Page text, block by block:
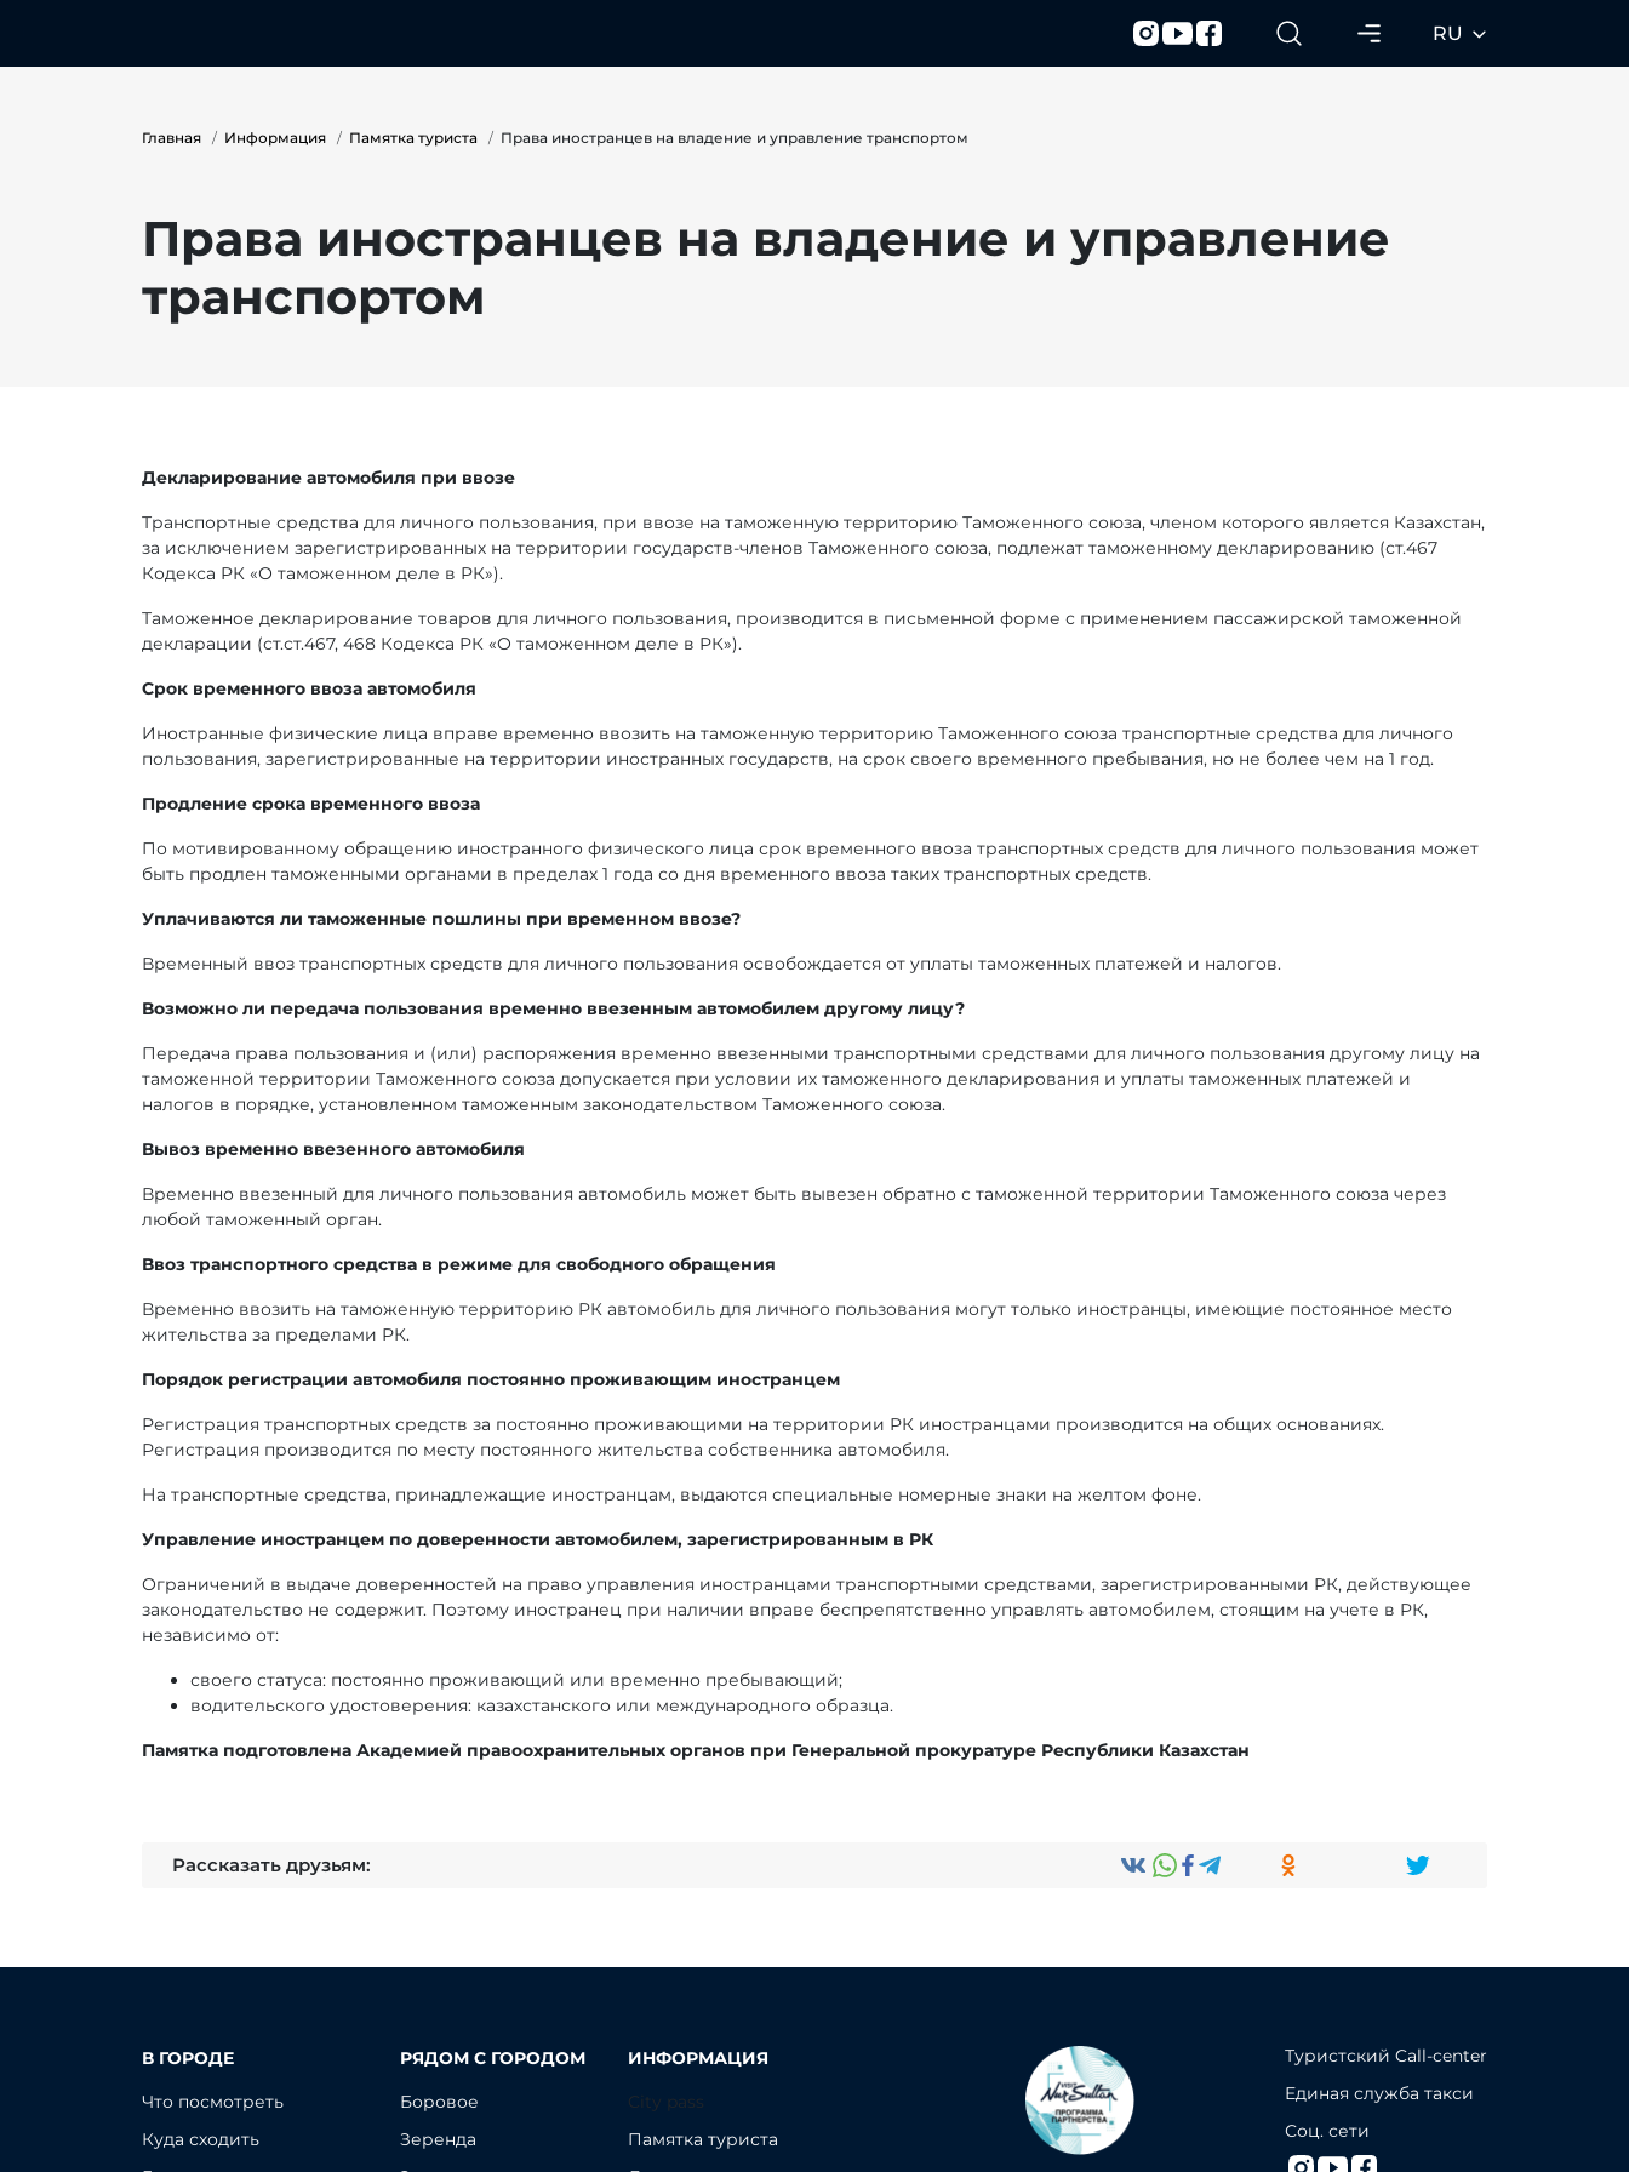
RU
Главная Информация Памятка туриста Права иностранцев на владение и управление транспортом
Права иностранцев на владение и управление
транспортом
Декларирование автомобиля при ввозе
Транспортные средства для личного пользования, при ввозе на таможенную территорию Таможенного союза, членом которого является Казахстан,
за исключением зарегистрированных на территории государств-членов Таможенного союза, подлежат таможенному декларированию (ст.467
Кодекса РК «О таможенном деле в РК»).
Таможенное декларирование товаров для личного пользования, производится в письменной форме с применением пассажирской таможенной
декларации (ст.ст.467, 468 Кодекса РК «О таможенном деле в РК»).
Срок временного ввоза автомобиля
Иностранные физические лица вправе временно ввозить на таможенную территорию Таможенного союза транспортные средства для личного
пользования, зарегистрированные на территории иностранных государств, на срок своего временного пребывания, но не более чем на 1 год.
Продление срока временного ввоза
По мотивированному обращению иностранного физического лица срок временного ввоза транспортных средств для личного пользования может
быть продлен таможенными органами в пределах 1 года со дня временного ввоза таких транспортных средств.
Уплачиваются ли таможенные пошлины при временном ввозе?
Временный ввоз транспортных средств для личного пользования освобождается от уплаты таможенных платежей и налогов.
Возможно ли передача пользования временно ввезенным автомобилем другому лицу?
Передача права пользования и (или) распоряжения временно ввезенными транспортными средствами для личного пользования другому лицу на
таможенной территории Таможенного союза допускается при условии их таможенного декларирования и уплаты таможенных платежей и
налогов в порядке, установленном таможенным законодательством Таможенного союза.
Вывоз временно ввезенного автомобиля
Временно ввезенный для личного пользования автомобиль может быть вывезен обратно с таможенной территории Таможенного союза через
любой таможенный орган.
Ввоз транспортного средства в режиме для свободного обращения
Временно ввозить на таможенную территорию РК автомобиль для личного пользования могут только иностранцы, имеющие постоянное место
жительства за пределами РК.
Порядок регистрации автомобиля постоянно проживающим иностранцем
Регистрация транспортных средств за постоянно проживающими на территории РК иностранцами производится на общих основаниях.
Регистрация производится по месту постоянного жительства собственника автомобиля.
На транспортные средства, принадлежащие иностранцам, выдаются специальные номерные знаки на желтом фоне.
Управление иностранцем по доверенности автомобилем, зарегистрированным в РК
Ограничений в выдаче доверенностей на право управления иностранцами транспортными средствами, зарегистрированными РК, действующее
законодательство не содержит. Поэтому иностранец при наличии вправе беспрепятственно управлять автомобилем, стоящим на учете в РК,
независимо от:
своего статуса: постоянно проживающий или временно пребывающий;
водительского удостоверения: казахстанского или международного образца.
Памятка подготовлена Академией правоохранительных органов при Генеральной прокуратуре Республики Казахстан
Рассказать друзьям:
В ГОРОДЕ
Что посмотреть
Куда сходить
РЯДОМ С ГОРОДОМ
Боровое
Зеренда
ИНФОРМАЦИЯ
City pass
Памятка туриста
Туристский Call-center
Единая служба такси
Соц. сети